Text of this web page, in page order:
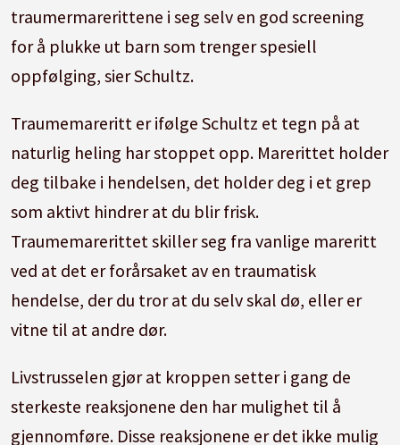
traumermarerittene i seg selv en god screening
for å plukke ut barn som trenger spesiell
oppfølging, sier Schultz.
Traumemareritt er ifølge Schultz et tegn på at
naturlig heling har stoppet opp. Marerittet holder
deg tilbake i hendelsen, det holder deg i et grep
som aktivt hindrer at du blir frisk.
Traumemarerittet skiller seg fra vanlige mareritt
ved at det er forårsaket av en traumatisk
hendelse, der du tror at du selv skal dø, eller er
vitne til at andre dør.
Livstrusselen gjør at kroppen setter i gang de
sterkeste reaksjonene den har mulighet til å
gjennomføre. Disse reaksjonene er det ikke mulig